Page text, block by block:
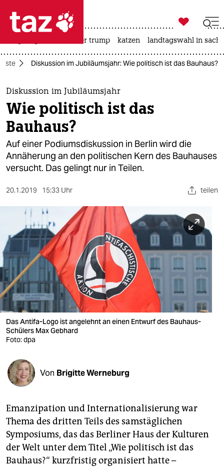
 taz zahl ich
taz zahl ich
themen
politik
öko
gesellschaft
sport
berlin
nord
wahrheit
verlag
verlag
veranstaltungen
fragen & hilfe
abo
genossenschaft
epaper login

taz zahl ich
usa unter trump katzen landtagswahl in
Diskussion im Jubiläumsjahr: Wie politisch ist das Bauhaus?
Diskussion im Jubiläumsjahr
Wie politisch ist das
Bauhaus?
Auf einer Podiumsdiskussion in Berlin wird die
Annäherung an den politischen Kern des Bauhauses
versucht. Das gelingt nur in Teilen.
20.1.2019 15:33 Uhr teilen
Das Antifa-Logo ist angelehnt an einen Entwurf des Bauhaus-
Schülers Max Gebhard
Foto: dpa
Von Brigitte Werneburg
Emanzipation und Internationalisierung war
Thema des dritten Teils des samstäglichen
Symposiums, das das Berliner Haus der Kulturen
der Welt unter dem Titel „Wie politisch ist das
Bauhaus?“ kurzfristig organisiert hatte –